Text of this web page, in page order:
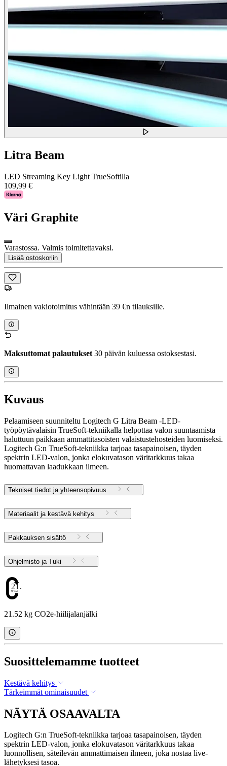
Litra Beam
LED Streaming Key Light TrueSoftilla
109,99 €
Väri Graphite
Varastossa. Valmis toimitettavaksi.
Lisää ostoskoriin
Ilmainen vakiotoimitus vähintään 39 €n tilauksille.
Maksuttomat palautukset 30 päivän kuluessa ostoksestasi.
Kuvaus
Pelaamiseen suunniteltu Logitech G Litra Beam -LED-
työpöytävalaisin TrueSoft-tekniikalla helpottaa valon suuntaamista
haluttuun paikkaan ammattitasoisten valaistustehosteiden luomiseksi.
Logitech G:n TrueSoft-tekniikka tarjoaa tasapainoisen, täyden
spektrin LED-valon, jonka elokuvatason väritarkkuus takaa
huomattavan laadukkaan ilmeen.
Tekniset tiedot ja yhteensopivuus
Materiaalit ja kestävä kehitys
Pakkauksen sisältö
Ohjelmisto ja Tuki
21.52
21.52 kg CO2e-hiilijalanjälki
Suosittelemamme tuotteet
Kestävä kehitys
Tärkeimmät ominaisuudet
NÄYTÄ OSAAVALTA
Logitech G:n TrueSoft-tekniikka tarjoaa tasapainoisen, täyden
spektrin LED-valon, jonka elokuvatason väritarkkuus takaa
luonnollisen, säteilevän ammattimaisen ilmeen, joka nostaa live-
lähetyksesi tasoa.